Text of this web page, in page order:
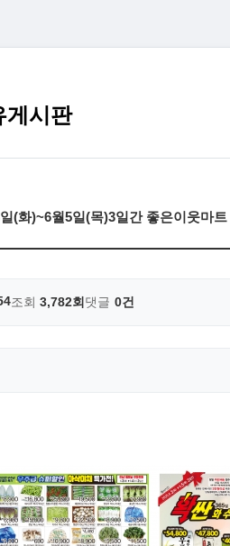
게시판
(화)~6월5일(목)3일간 좋은이웃마트
조회 3,782회 댓글 0건